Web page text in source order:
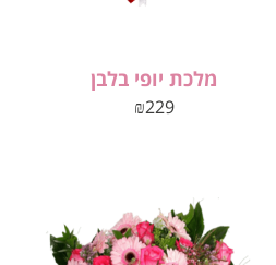
מלכת יופי בלבן
₪229